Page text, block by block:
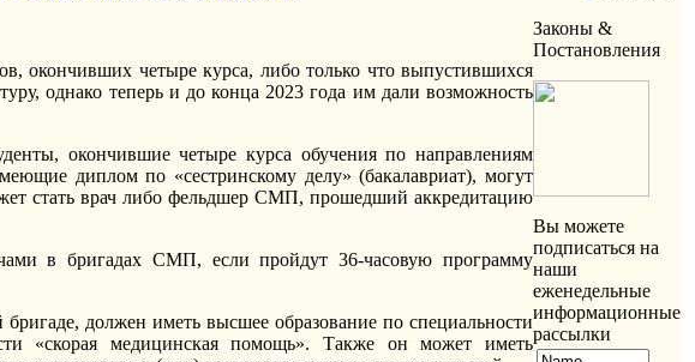
окончивших четыре курса, либо только что выпустившихся
однако теперь и до конца 2023 года им дали возможность
окончившие четыре курса обучения по направлениям
диплом по «сестринскому делу» (бакалавриат), могут
стать врач либо фельдшер СМП, прошедший аккредитацию
в бригадах СМП, если пройдут 36-часовую программу
должен иметь высшее образование по специальности
«скорая медицинская помощь». Также он может иметь
Законы &
Постановления
Вы можете
подписаться на
наши
еженедельные
информационные
рассылки